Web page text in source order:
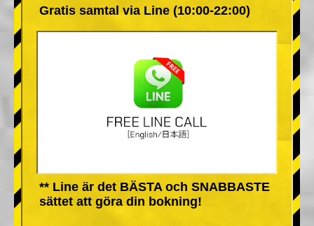
Gratis samtal via Line (10:00-22:00)
** Line är det BÄSTA och SNABBASTE
sättet att göra din bokning!